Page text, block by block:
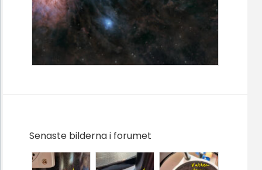
Senaste bilderna i forumet